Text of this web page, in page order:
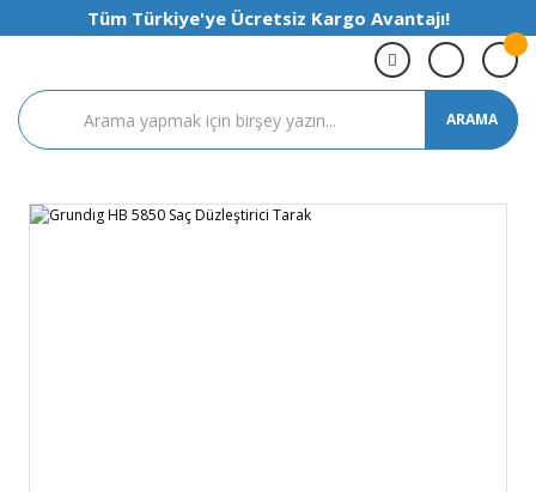
Tüm Türkiye'ye Ücretsiz Kargo Avantajı!
ARAMA